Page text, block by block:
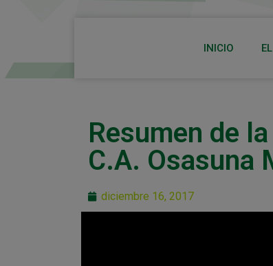
INICIO
Resumen de
C.A. Osasuna
diciembre 16, 2017